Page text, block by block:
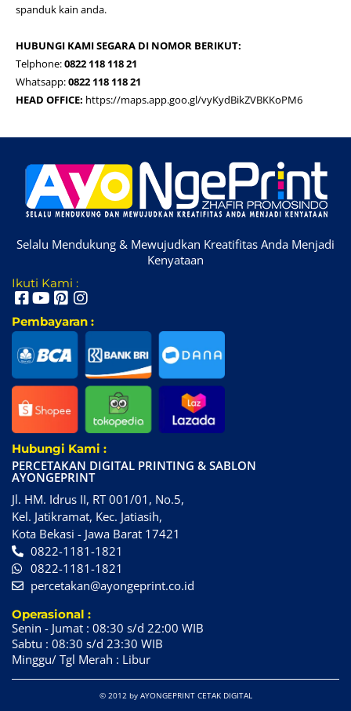
spanduk kain anda.
HUBUNGI KAMI SEGARA DI NOMOR BERIKUT:
Telphone:0822 118 118 21
Whatsapp:0822 118 118 21
HEAD OFFICE: https://maps.app.goo.gl/vyKydBikZVBKKoPM6
Selalu Mendukung & Mewujudkan Kreatifitas Anda Menjadi
Kenyataan
Ikuti Kami :
Pembayaran :
Hubungi Kami :
PERCETAKAN DIGITAL PRINTING & SABLON
AYONGEPRINT
Jl. HM. Idrus II, RT 001/01, No.5,
Kel. Jatikramat, Kec. Jatiasih,
Kota Bekasi - Jawa Barat 17421
0822-1181-1821
0822-1181-1821
percetakan@ayongeprint.co.id
Operasional :
Senin - Jumat : 08:30 s/d 22:00 WIB
Sabtu : 08:30 s/d 23:30 WIB
Minggu/ Tgl Merah : Libur
© 2012 by AYONGEPRINT CETAK DIGITAL